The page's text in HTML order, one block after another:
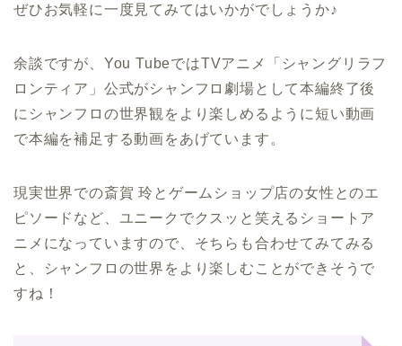
ぜひお気軽に一度見てみてはいかがでしょうか♪
余談ですが、You TubeではTVアニメ「シャングリラフ
ロンティア」公式がシャンフロ劇場として本編終了後
にシャンフロの世界観をより楽しめるように短い動画
で本編を補足する動画をあげています。
現実世界での斎賀 玲とゲームショップ店の女性とのエ
ピソードなど、ユニークでクスッと笑えるショートア
ニメになっていますので、そちらも合わせてみてみる
と、シャンフロの世界をより楽しむことができそうで
すね！